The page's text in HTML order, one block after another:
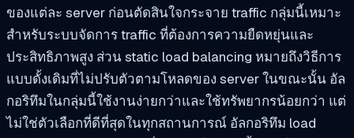
ของแต่ละ server ก่อนตัดสินใจกระจาย traffic กลุ่มนี้เหมาะ
สำหรับระบบจัดการ traffic ที่ต้องการความยืดหยุ่นและ
ประสิทธิภาพสูง ส่วน static load balancing หมายถึงวิธีการ
แบบดั้งเดิมที่ไม่ปรับตัวตามโหลดของ server ในขณะนั้น อัล
กอริทึมในกลุ่มนี้ใช้งานง่ายกว่าและใช้ทรัพยากรน้อยกว่า แต่
ไม่ใช่ตัวเลือกที่ดีที่สุดในทุกสถานการณ์ อัลกอริทึม load